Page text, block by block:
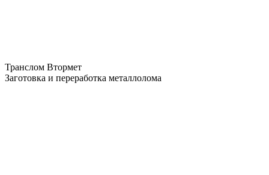
Транслом Втормет
Заготовка и переработка металлолома